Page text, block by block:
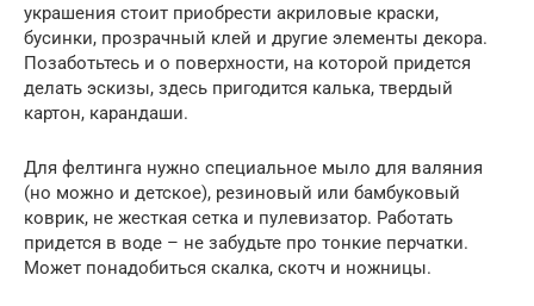
украшения стоит приобрести акриловые краски,
бусинки, прозрачный клей и другие элементы декора.
Позаботьтесь и о поверхности, на которой придется
делать эскизы, здесь пригодится калька, твердый
картон, карандаши.
Для фелтинга нужно специальное мыло для валяния
(но можно и детское), резиновый или бамбуковый
коврик, не жесткая сетка и пулевизатор. Работать
придется в воде – не забудьте про тонкие перчатки.
Может понадобиться скалка, скотч и ножницы.